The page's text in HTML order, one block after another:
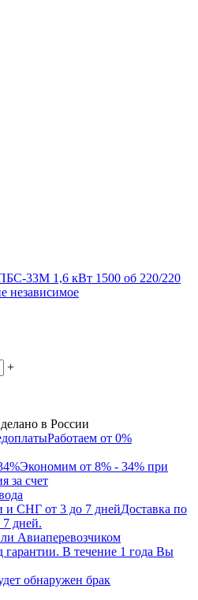
+
в России
Работаем от 0%
Экономим от 8% - 34% при
за счет
Доставка по
дней.
Авиаперевозчиком
гарантии. В течение 1 года Вы
обнаружен брак